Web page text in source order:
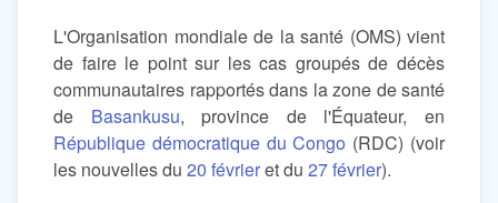
L'Organisation mondiale de la santé (OMS) vient
de faire le point sur les cas groupés de décès
communautaires rapportés dans la zone de santé
de Basankusu, province de l'Équateur, en
République démocratique du Congo (RDC) (voir
les nouvelles du 20 févrieret du 27 février).